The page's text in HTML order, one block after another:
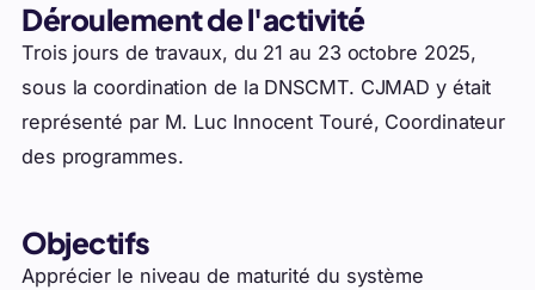
Déroulement de l'activité
Trois jours de travaux, du 21 au 23 octobre 2025,
sous la coordination de la DNSCMT. CJMAD y était
représenté par M. Luc Innocent Touré, Coordinateur
des programmes.
Objectifs
Apprécier le niveau de maturité du système